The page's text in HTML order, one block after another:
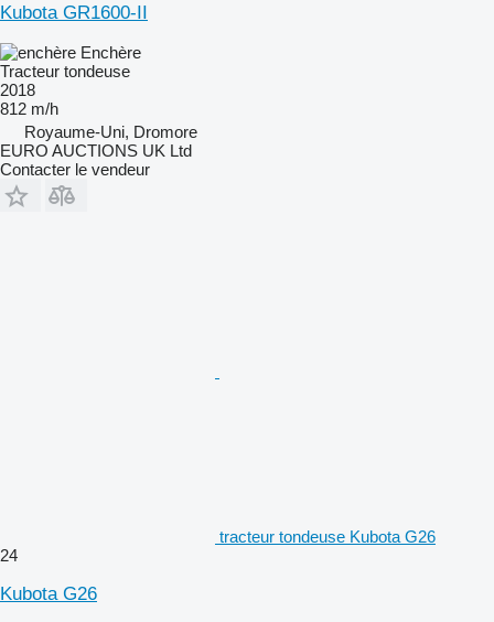
Kubota GR1600-II
Enchère
Tracteur tondeuse
2018
812 m/h
Royaume-Uni, Dromore
EURO AUCTIONS UK Ltd
Contacter le vendeur
tracteur tondeuse Kubota G26
24
Kubota G26